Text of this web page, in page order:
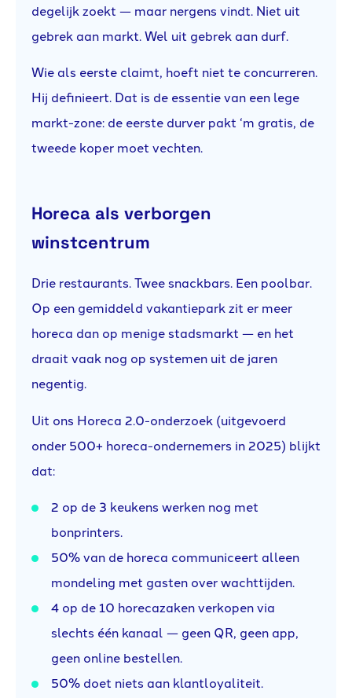
degelijk zoekt — maar nergens vindt. Niet uit
gebrek aan markt. Wel uit gebrek aan durf.
Wie als eerste claimt, hoeft niet te concurreren.
Hij definieert. Dat is de essentie van een lege
markt-zone: de eerste durver pakt ‘m gratis, de
tweede koper moet vechten.
Horeca als verborgen
winstcentrum
Drie restaurants. Twee snackbars. Een poolbar.
Op een gemiddeld vakantiepark zit er meer
horeca dan op menige stadsmarkt — en het
draait vaak nog op systemen uit de jaren
negentig.
Uit ons Horeca 2.0-onderzoek (uitgevoerd
onder 500+ horeca-ondernemers in 2025) blijkt
dat:
2 op de 3 keukens werken nog met
bonprinters.
50% van de horeca communiceert alleen
mondeling met gasten over wachttijden.
4 op de 10 horecazaken verkopen via
slechts één kanaal — geen QR, geen app,
geen online bestellen.
50% doet niets aan klantloyaliteit.